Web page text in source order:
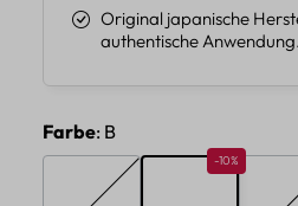
Original japanische
authentische Anwendung.
Farbeauswählen
: B
Rabatt 10%
-10%